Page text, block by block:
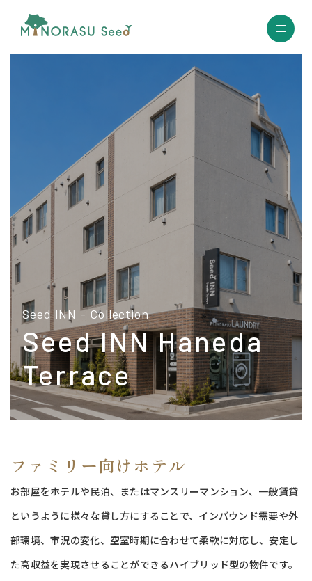
minorasu
seed
Seed INN - Collection
Seed INN Haneda
Terrace
ファミリー向けホテル
お部屋をホテルや民泊、またはマンスリーマンション、一般賃貸
というように様々な貸し方にすることで、インバウンド需要や外
部環境、市況の変化、空室時期に合わせて柔軟に対応し、安定し
た高収益を実現させることができるハイブリッド型の物件です。